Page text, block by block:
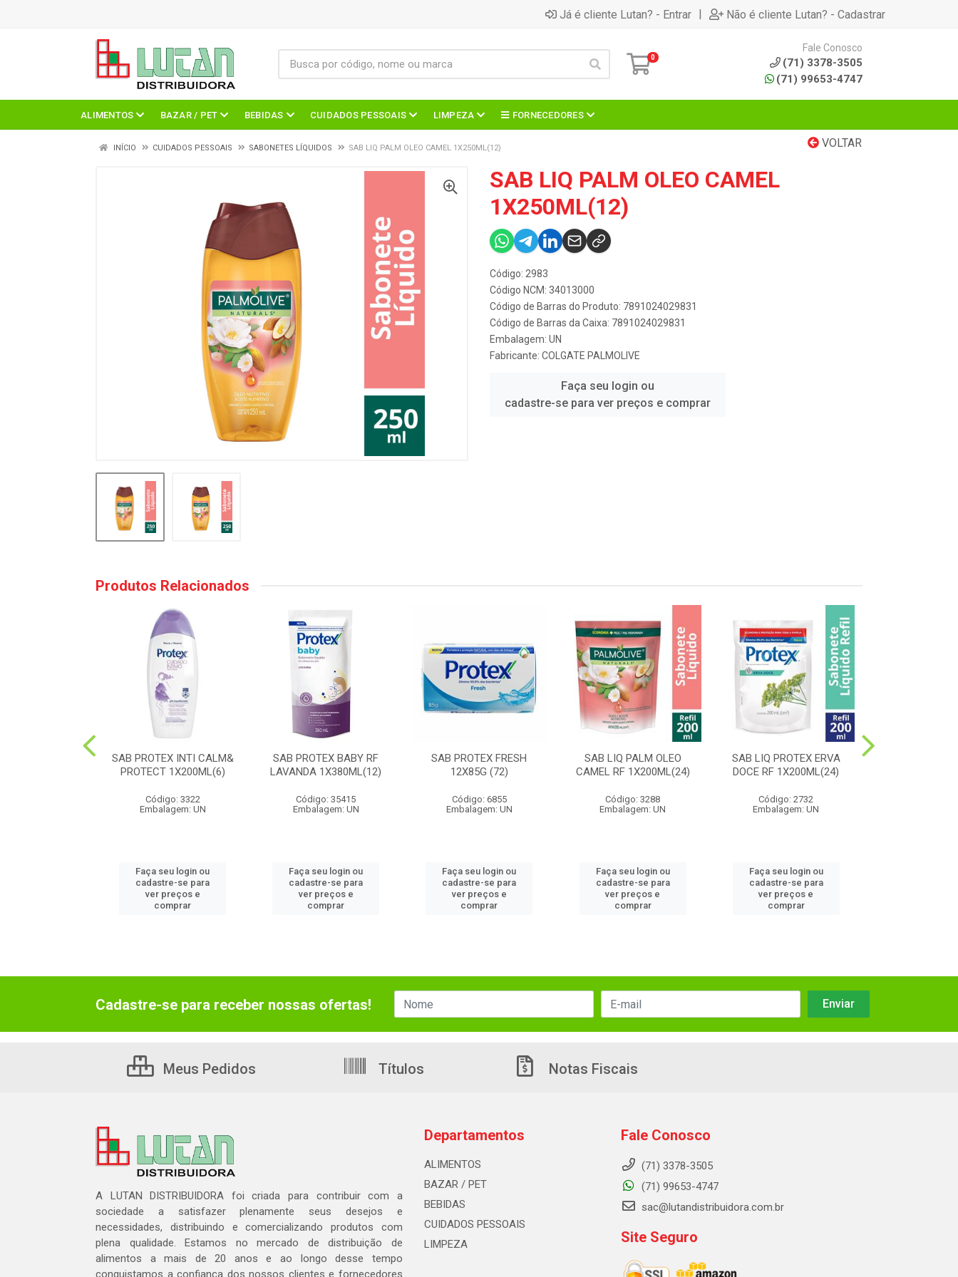
Já é cliente Lutan? - Entrar | Não é cliente Lutan? - Cadastrar
0
Fale Conosco
(71) 3378-3505
(71) 99653-4747
ALIMENTOS BAZAR / PET BEBIDAS CUIDADOS PESSOAIS LIMPEZA FORNECEDORES
VOLTAR
INÍCIO CUIDADOS PESSOAIS SABONETES LÍQUIDOS SAB LIQ PALM OLEO CAMEL 1X250ML(12)
SAB LIQ PALM OLEO CAMEL
1X250ML(12)
Código: 2983
Código NCM: 34013000
Código de Barras do Produto: 7891024029831
Código de Barras da Caixa: 7891024029831
Embalagem: UN
Fabricante: COLGATE PALMOLIVE
Faça seu login ou
cadastre-se para ver preços e comprar
Produtos Relacionados
SAB PROTEX INTI CALM&
PROTECT 1X200ML(6)
Código: 3322
Embalagem: UN
Faça seu login ou
cadastre-se para
ver preços e
comprar
SAB PROTEX BABY RF
LAVANDA 1X380ML(12)
Código: 35415
Embalagem: UN
Faça seu login ou
cadastre-se para
ver preços e
comprar
SAB PROTEX FRESH
12X85G (72)
Código: 6855
Embalagem: UN
Faça seu login ou
cadastre-se para
ver preços e
comprar
SAB LIQ PALM OLEO
CAMEL RF 1X200ML(24)
Código: 3288
Embalagem: UN
Faça seu login ou
cadastre-se para
ver preços e
comprar
SAB LIQ PROTEX ERVA
DOCE RF 1X200ML(24)
Código: 2732
Embalagem: UN
Faça seu login ou
cadastre-se para
ver preços e
comprar
Cadastre-se para receber nossas ofertas!
Meus Pedidos Títulos Notas Fiscais
A LUTAN DISTRIBUIDORA foi criada para contribuir com a
sociedade a satisfazer plenamente seus desejos e
necessidades, distribuindo e comercializando produtos com
plena qualidade. Estamos no mercado de distribuição de
alimentos a mais de 20 anos e ao longo desse tempo
conquistamos a confiança dos nossos clientes e fornecedores
Departamentos
ALIMENTOS
BAZAR / PET
BEBIDAS
CUIDADOS PESSOAIS
LIMPEZA
Fale Conosco
(71) 3378-3505
(71) 99653-4747
sac@lutandistribuidora.com.br
Site Seguro